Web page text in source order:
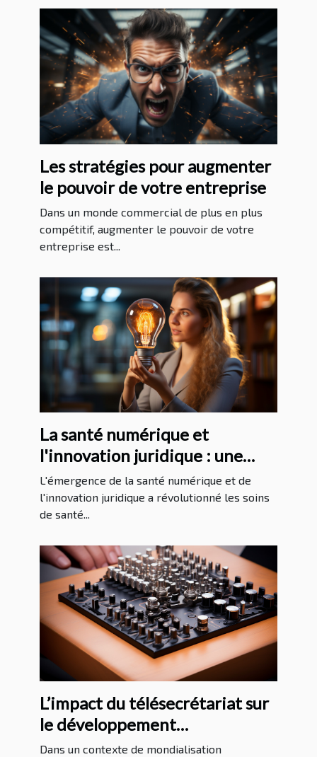
Les stratégies pour augmenter
le pouvoir de votre entreprise
Dans un monde commercial de plus en plus
compétitif, augmenter le pouvoir de votre
entreprise est...
La santé numérique et
l'innovation juridique : une
analyse approfondie
L'émergence de la santé numérique et de
l'innovation juridique a révolutionné les soins
de santé...
L’impact du télésecrétariat sur
le développement
international des entreprises
Dans un contexte de mondialisation